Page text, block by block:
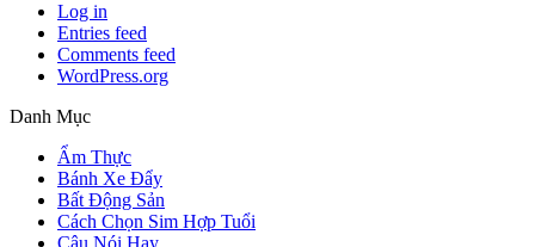
Log in
Entries feed
Comments feed
WordPress.org
Danh Mục
Ẩm Thực
Bánh Xe Đẩy
Bất Động Sản
Cách Chọn Sim Hợp Tuổi